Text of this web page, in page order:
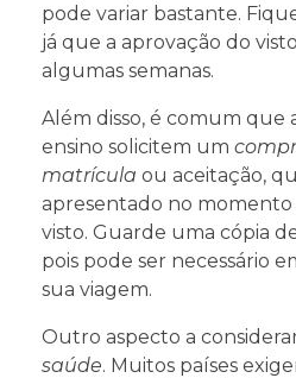
pode variar bastante.
já que a aprovação do
algumas semanas.
Além disso, é comum que
ensino solicitem um
matrícula ou aceitação,
apresentado no momento
visto. Guarde uma cópia
pois pode ser necessário
sua viagem.
Outro aspecto a
saúde. Muitos países